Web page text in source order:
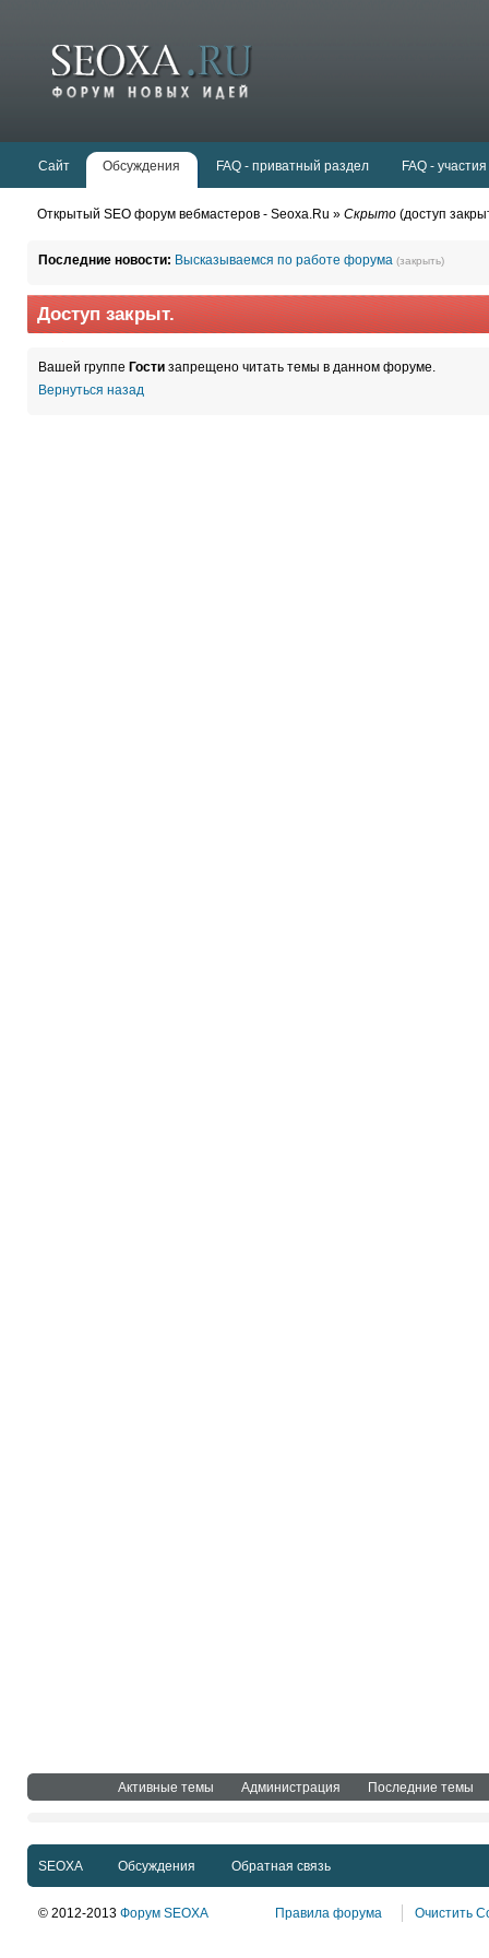
Сайт Обсуждения FAQ - приватный раздел FAQ -
Открытый SEO форум вебмастеров - Seoxa.Ru » Скрыто (доступ
Последние новости: Высказываемся по работе форума (закрыть)
Доступ закрыт.
Вашей группе Гости запрещено читать темы в данном форуме.
Вернуться назад
Активные темы Администрация Последние темы
SEOXA Обсуждения Обратная связь
© 2012-2013 Форум SEOXA Правила форума Очистить